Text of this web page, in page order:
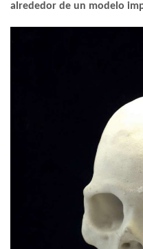
alrededor de un modelo